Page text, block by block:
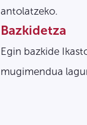
antolatzeko.
Bazkidetza
Egin bazkide
mugimendua